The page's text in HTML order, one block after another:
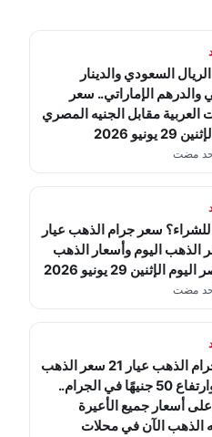
السعودي والدينار
والدرهم الإماراتي.. سعر
العربية مقابل الجنيه المصري
يونيو 2026
مضت
سعر جرام الذهب عيار
الذهب اليوم وأسعار الذهب
الإثنين 29 يونيو 2026
مضت
سعر جرام الذهب عيار 21 سعر الذهب
اليوم وارتفاع 50 جنيهًا في الجرام..
أسعار جميع الأعيرة
الذهب الآن في محلات